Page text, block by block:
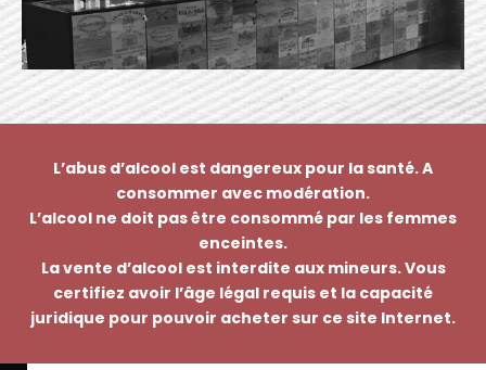
L’abus d’alcool est dangereux pour la santé. A
consommer avec modération.
L’alcool ne doit pas être consommé par les femmes
enceintes.
La vente d’alcool est interdite aux mineurs. Vous
certifiez avoir l’âge légal requis et la capacité
juridique pour pouvoir acheter sur ce site Internet.